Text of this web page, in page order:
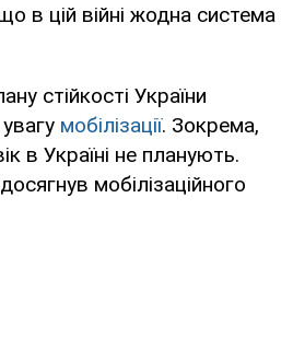
в цій війні жодна система
стійкості України
мобілізації. Зокрема,
в Україні не планують.
мобілізаційного